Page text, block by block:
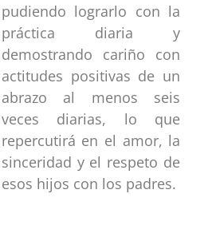
pudiendo lograrlo con la
práctica diaria y
demostrando cariño con
actitudes positivas de un
abrazo al menos seis
veces diarias, lo que
repercutirá en el amor, la
sinceridad y el respeto de
esos hijos con los padres.